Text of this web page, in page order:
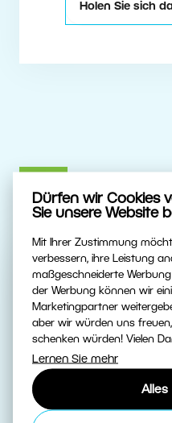
Dürfen wir Cookies
Sie unsere Website
Mit Ihrer Zustimmung
verbessern, ihre Leistung
maßgeschneiderte
der Werbung können wir
Marketingpartner
aber wir würden uns
schenken würden! Vielen
Lernen Sie mehr
Alles
Holen Sie sich
Nativ
Fotokameras
Fotografieren
JPEG-Format?
nicht um Ihre
Zoner Studio
an.